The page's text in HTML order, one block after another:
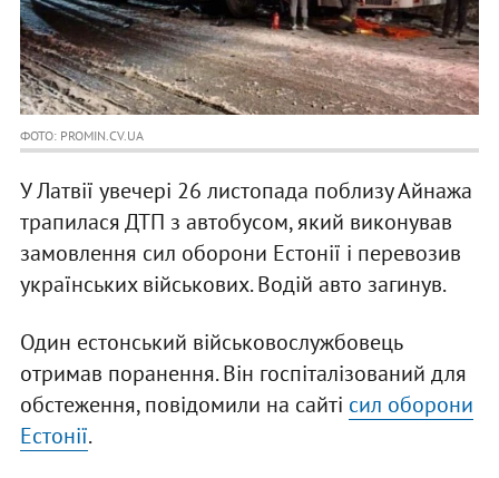
ФОТО: PROMIN.CV.UA
У Латвії увечері 26 листопада поблизу Айнажа
трапилася ДТП з автобусом, який виконував
замовлення сил оборони Естонії і перевозив
українських військових. Водій авто загинув.
Один естонський військовослужбовець
отримав поранення. Він госпіталізований для
обстеження, повідомили на сайті сил оборони
Естонії.